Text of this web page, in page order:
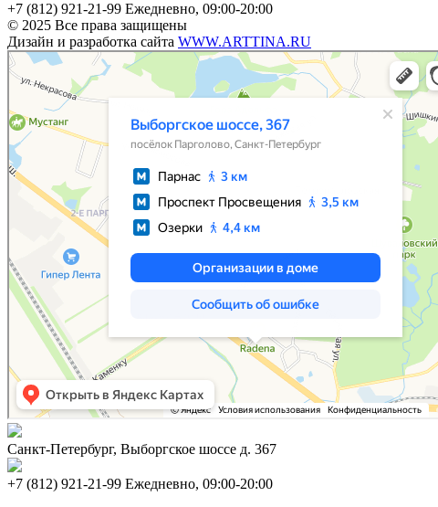
+7 (812) 921-21-99 Ежедневно, 09:00-20:00
© 2025 Все права защищены
Дизайн и разработка сайта WWW.ARTTINA.RU
Санкт-Петербург, Выборгское шоссе д. 367
+7 (812) 921-21-99 Ежедневно, 09:00-20:00